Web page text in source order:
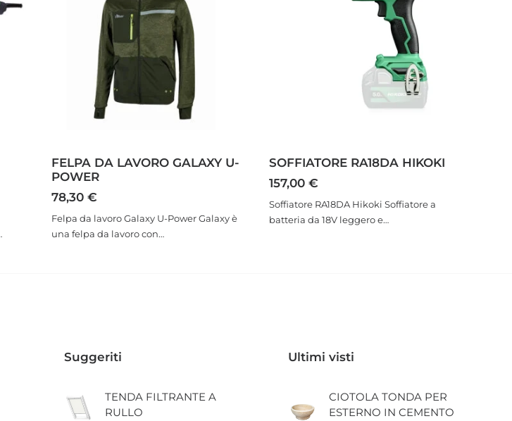
FELPA DA LAVORO GALAXY U-
POWER
78,30 €
Felpa da lavoro Galaxy U-Power Galaxy è
una felpa da lavoro con…
SOFFIATORE RA18DA HIKOKI
157,00 €
Soffiatore RA18DA Hikoki Soffiatore a
batteria da 18V leggero e…
Suggeriti
TENDA FILTRANTE A
RULLO
Ultimi visti
CIOTOLA TONDA PER
ESTERNO IN CEMENTO